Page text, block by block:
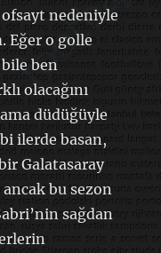
ofsayt nedeniyle
Eğer o golle
ben
olacağını
düdüğüyle
ilerde basan,
Galatasaray
bu sezon
sağdan